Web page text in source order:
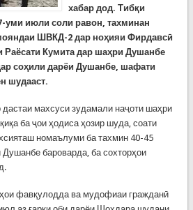
хабар дод. Тибқи
уми июли соли равон, тахминан
ШВКД-2 дар ноҳияи Фирдавсӣ
Кумита дар шаҳри Душанбе
соҳили дарёи Душанбе, шафати
шудааст.
махсуси зудамали наҷоти шаҳри
ба ҷои ҳодиса ҳозир шуда, соати
номаълуми ба тахмин 40-45
бароварда, ба сохторҳои
фавқулодда ва мудофиаи гражданӣ